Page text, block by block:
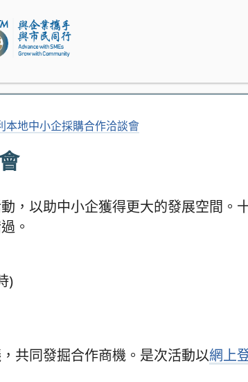
本地中小企採購合作洽談會
，以助中小企獲得更大的發展空間。
。
)
共同發掘合作商機。是次活動以網上